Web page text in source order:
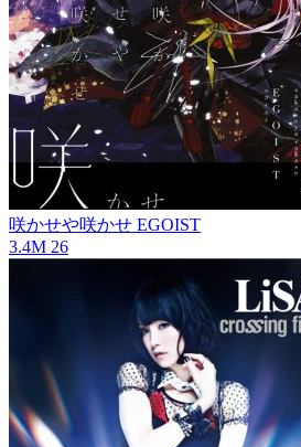
咲かせや咲かせ EGOIST
3.4M 26